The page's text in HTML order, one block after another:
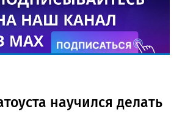
научился делать